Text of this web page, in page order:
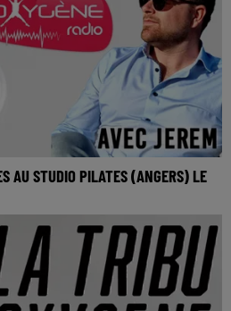
AU STUDIO PILATES (ANGERS) LE
Studio Pilates (Angers) le